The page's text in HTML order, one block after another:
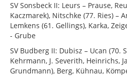
SV Sonsbeck II: Leurs – Prause,
Kaczmarek), Nitschke (77. Ries) –
Lemkens (61. Gellings), Karka,
- Grube
SV Budberg II: Dubisz – Ucan (70.
Kehrmann, J. Severith, Heinrichs,
Grundmann), Berg, Kühnau,